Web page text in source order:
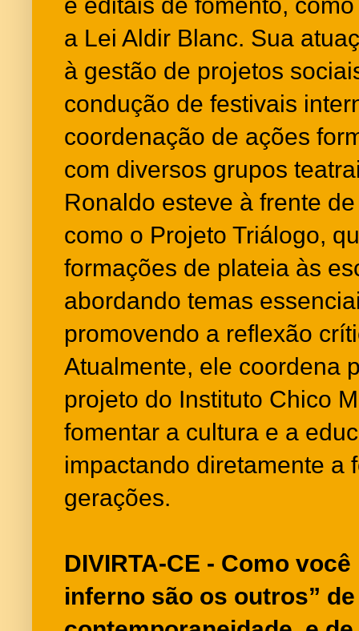
a Lei Aldir Blanc. Sua
à gestão de projetos
condução de festivais
coordenação de ações
com diversos grupos
Ronaldo esteve à frente
como o Projeto Triálogo,
formações de plateia às
abordando temas
promovendo a reflexão
Atualmente, ele coordena
projeto do Instituto Chico
fomentar a cultura e a
impactando diretamente a
gerações.
DIVIRTA-CE - Como
inferno são os outros”